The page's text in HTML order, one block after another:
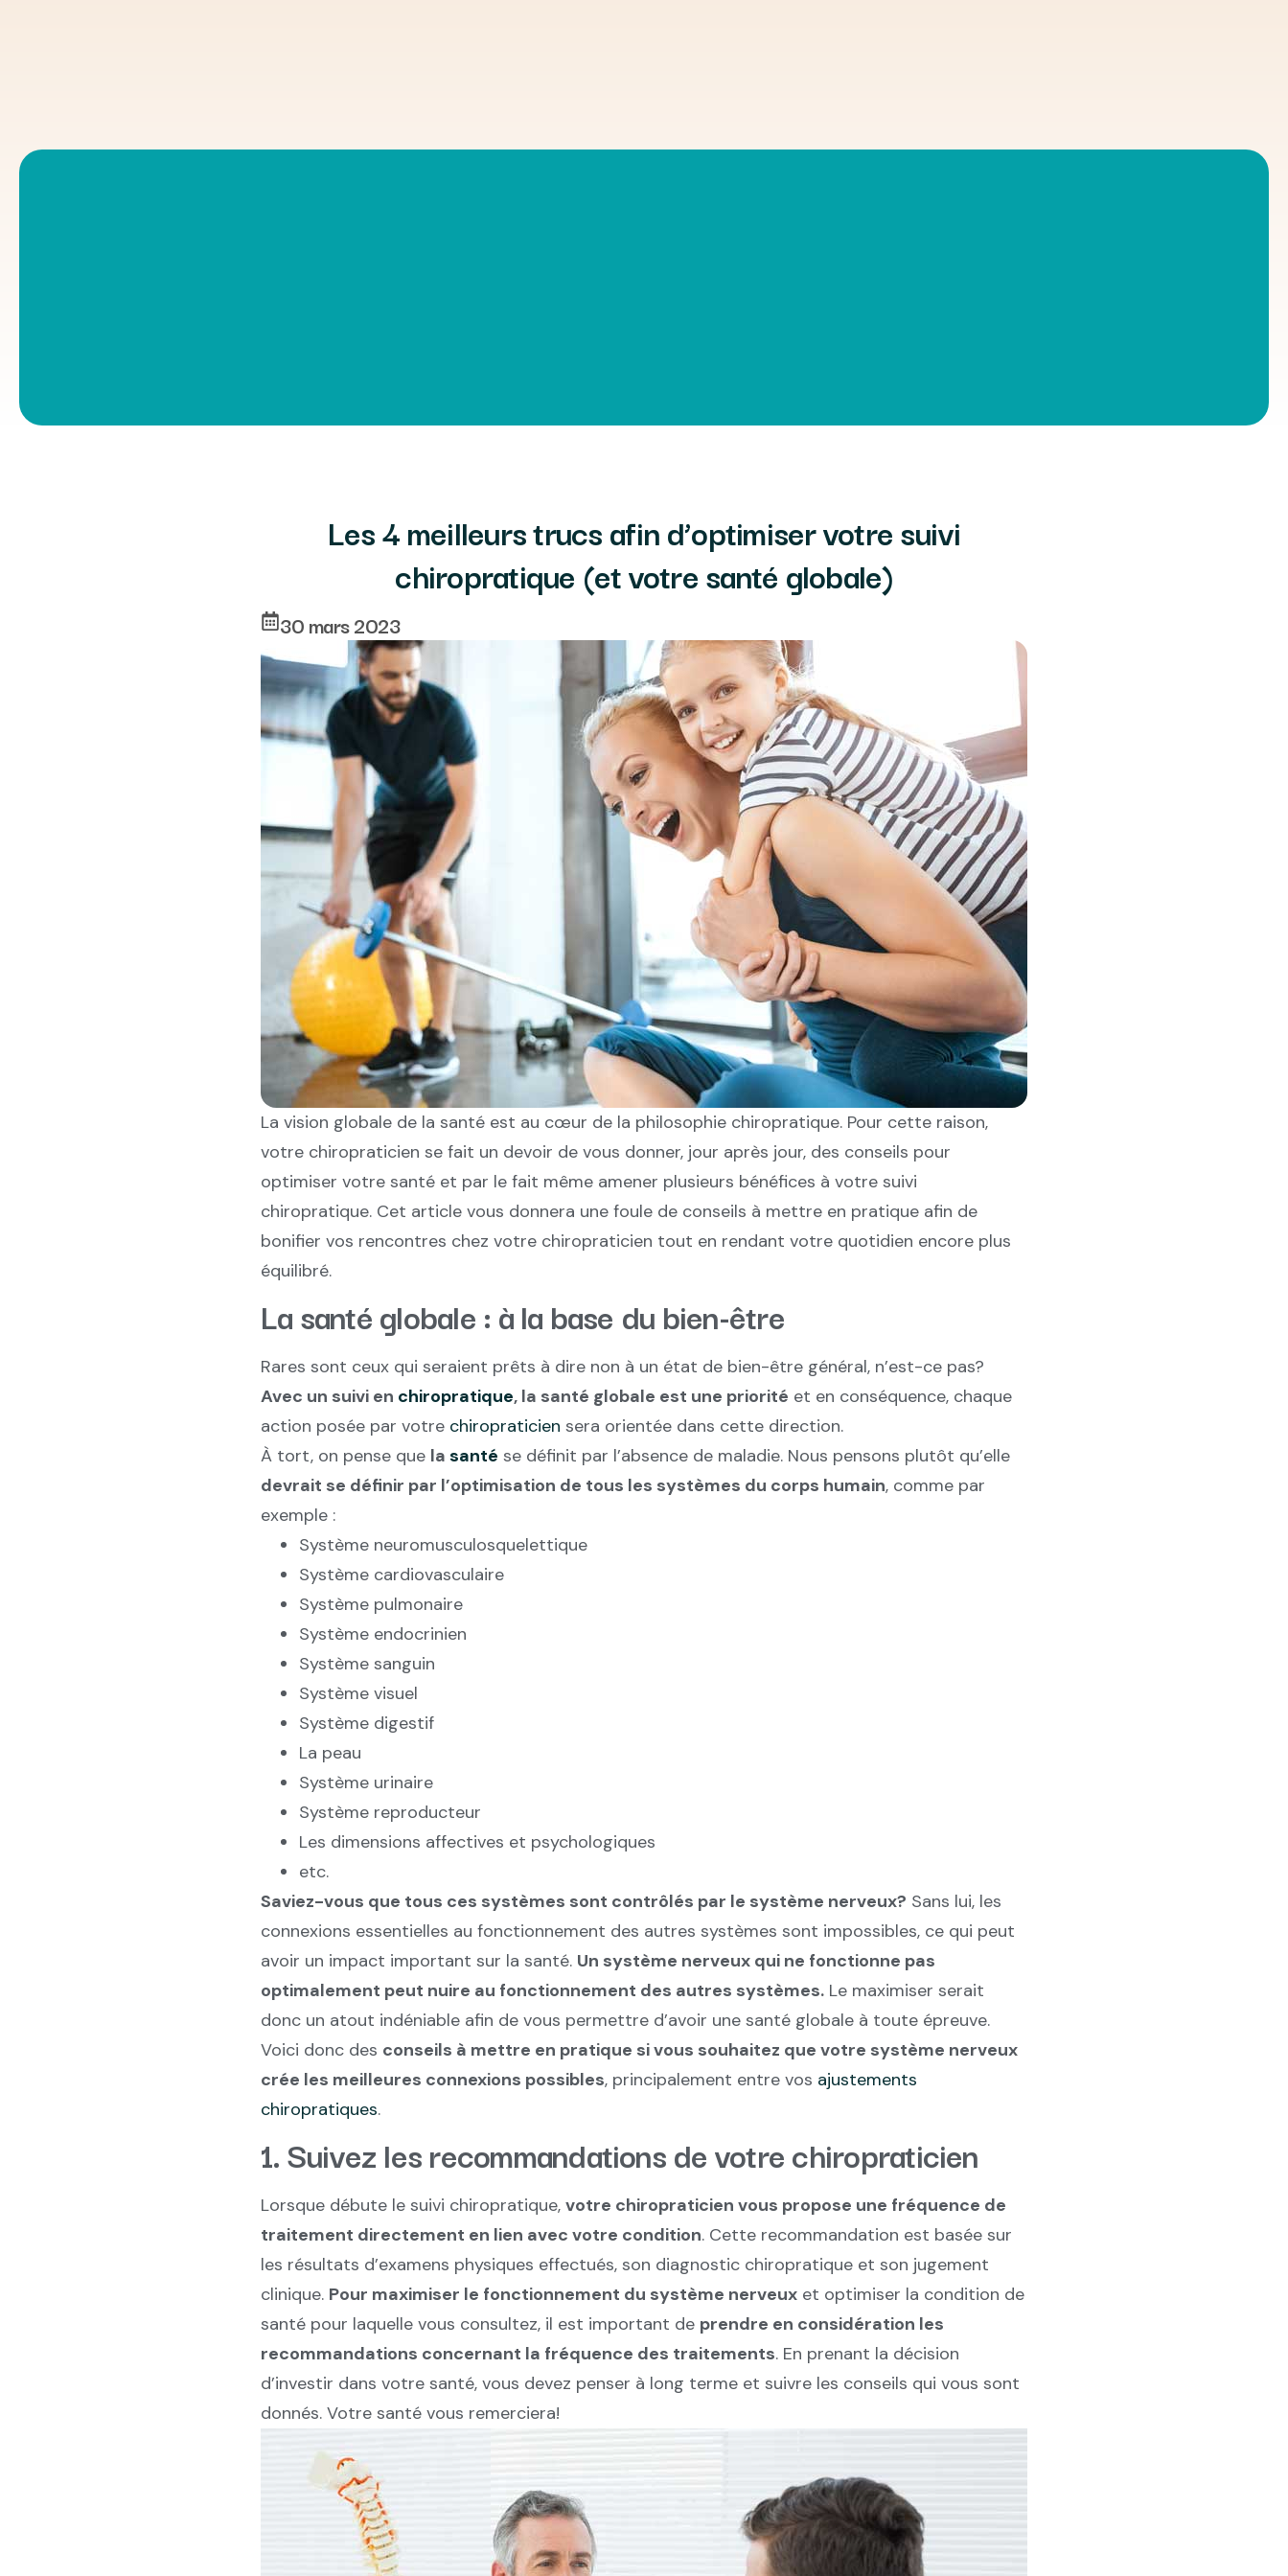
Les 4 meilleurs trucs afin d’optimiser votre suivi
chiropratique (et votre santé globale)
30 mars 2023
La vision globale de la santé est au cœur de la philosophie chiropratique. Pour cette raison,
votre chiropraticien se fait un devoir de vous donner, jour après jour, des conseils pour
optimiser votre santé et par le fait même amener plusieurs bénéfices à votre suivi
chiropratique. Cet article vous donnera une foule de conseils à mettre en pratique afin de
bonifier vos rencontres chez votre chiropraticien tout en rendant votre quotidien encore plus
équilibré.
La santé globale : à la base du bien-être
Rares sont ceux qui seraient prêts à dire non à un état de bien-être général, n’est-ce pas?
Avec un suivi en chiropratique, la santé globale est une priorité et en conséquence, chaque
action posée par votre chiropraticien sera orientée dans cette direction.
À tort, on pense que la santé se définit par l’absence de maladie. Nous pensons plutôt qu’elle
devrait se définir par l’optimisation de tous les systèmes du corps humain, comme par
exemple :
Système neuromusculosquelettique
Système cardiovasculaire
Système pulmonaire
Système endocrinien
Système sanguin
Système visuel
Système digestif
La peau
Système urinaire
Système reproducteur
Les dimensions affectives et psychologiques
etc.
Saviez-vous que tous ces systèmes sont contrôlés par le système nerveux? Sans lui, les
connexions essentielles au fonctionnement des autres systèmes sont impossibles, ce qui peut
avoir un impact important sur la santé. Un système nerveux qui ne fonctionne pas
optimalement peut nuire au fonctionnement des autres systèmes. Le maximiser serait
donc un atout indéniable afin de vous permettre d’avoir une santé globale à toute épreuve.
Voici donc des conseils à mettre en pratique si vous souhaitez que votre système nerveux
crée les meilleures connexions possibles, principalement entre vos ajustements
chiropratiques.
1. Suivez les recommandations de votre chiropraticien
Lorsque débute le suivi chiropratique, votre chiropraticien vous propose une fréquence de
traitement directement en lien avec votre condition. Cette recommandation est basée sur
les résultats d’examens physiques effectués, son diagnostic chiropratique et son jugement
clinique. Pour maximiser le fonctionnement du système nerveux et optimiser la condition de
santé pour laquelle vous consultez, il est important de prendre en considération les
recommandations concernant la fréquence des traitements. En prenant la décision
d’investir dans votre santé, vous devez penser à long terme et suivre les conseils qui vous sont
donnés. Votre santé vous remerciera!